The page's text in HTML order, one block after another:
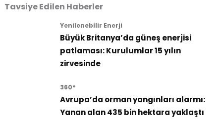
Tavsiye Edilen Haberler
Yenilenebilir Enerji
Büyük Britanya’da güneş enerjisi
patlaması: Kurulumlar 15 yılın
zirvesinde
360°
Avrupa’da orman yangınları alarmı:
Yanan alan 435 bin hektara yaklaştı